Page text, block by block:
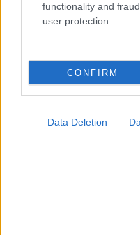
functionality and
user protection.
CONFIRM
Data Deletion